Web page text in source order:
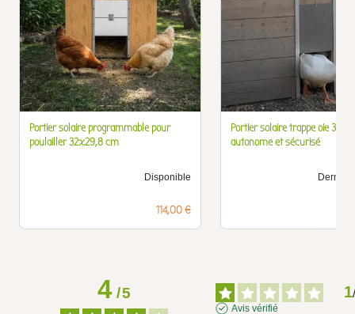
Portier solaire programmable pour
poulailler 32x29,8 cm
Disponible
Prix
114,00 €
Portier solaire trappe oie
autonome et sécurisé
4/5 1
Avis vérifié